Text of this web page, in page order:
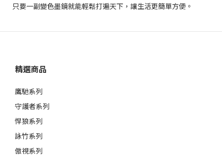
只要一副變色墨鏡就能輕鬆打遍天下，讓生活更簡單方便。
精選商品
鷹馳系列
守護者系列
悍狼系列
詠竹系列
傲視系列